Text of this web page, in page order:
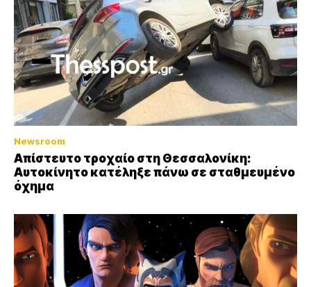
Newsroom
Απίστευτο τροχαίο στη Θεσσαλονίκη:
Αυτοκίνητο κατέληξε πάνω σε σταθμευμένο
όχημα